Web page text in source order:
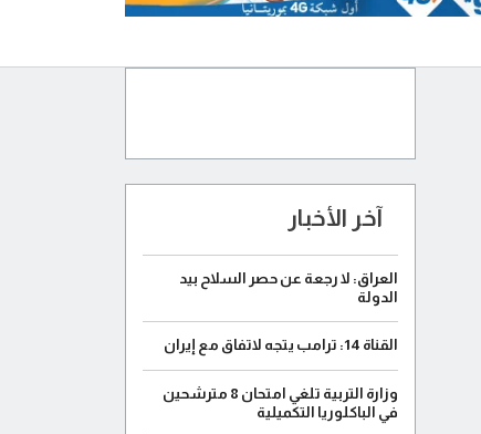
آخر الأخبار
العراق: لا رجعة عن حصر السلاح بيد
الدولة
القناة 14: ترامب يتجه لاتفاق مع إيران
وزارة التربية تلغي امتحان 8 مترشحين
في الباكلوريا التكميلية